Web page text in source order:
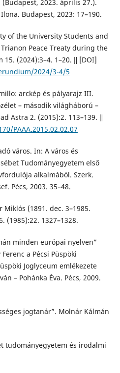
2023. április 27.).
Budapest, 2023: 17–190.
of the University Students and
Peace Treaty during the
(2024):3–4. 1–20. ǁ [DOI]
2024/3-4/5
arckép és pályarajz III.
– második világháború –
Astra 2. (2015):2. 113–139. ǁ
PAAA.2015.02.02.07
város. In: A város és
Tudományegyetem első
alkalmából. Szerk.
Pécs, 2003. 35–48.
(1891. dec. 3–1985.
(1985):22. 1327–1328.
minden európai nyelven”
a Pécsi Püspöki
Joglyceum emlékezete
– Pohánka Éva. Pécs, 2009.
jogtanár”. Molnár Kálmán
tudományegyetem és irodalmi